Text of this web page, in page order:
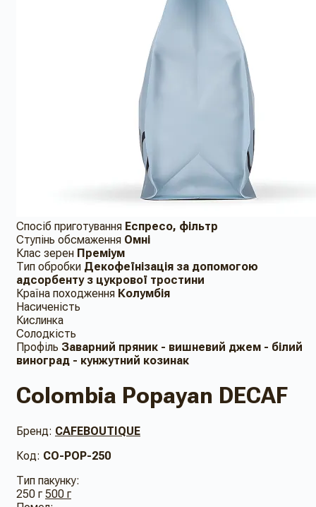
Спосіб приготування Еспресо, фільтр
Ступінь обсмаження Омні
Клас зерен Преміум
Тип обробки Декофеїнізація за допомогою
адсорбенту з цукрової тростини
Країна походження Колумбія
Насиченість
Кислинка
Солодкість
Профіль Заварний пряник - вишневий джем - білий
виноград - кунжутний козинак
Colombia Popayan DECAF
Бренд: CAFEBOUTIQUE
Код: CO-POP-250
Тип пакунку:
250 г 500 г